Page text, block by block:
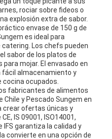
rociar sobre fideos o
explosión extra de sabor.
envase de 150 g de
es ideal para
Los chefs pueden
sabor de los platos de
mojar. El envasado en
fácil almacenamiento y
cocina ocupados.
fabricantes de alimentos
Chile y Pescado Sungem en
crear ofertas únicas y
IS 09001, ISO14001,
IFS garantiza la calidad y
convierte en una opción de